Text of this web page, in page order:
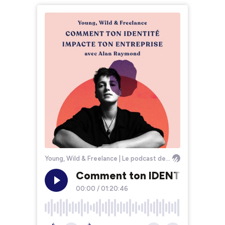
Young, Wild & Freelance | Le podcast des entrepreneurs indépendants
Comment ton IDENTITÉ
00:00 / 01:20:46